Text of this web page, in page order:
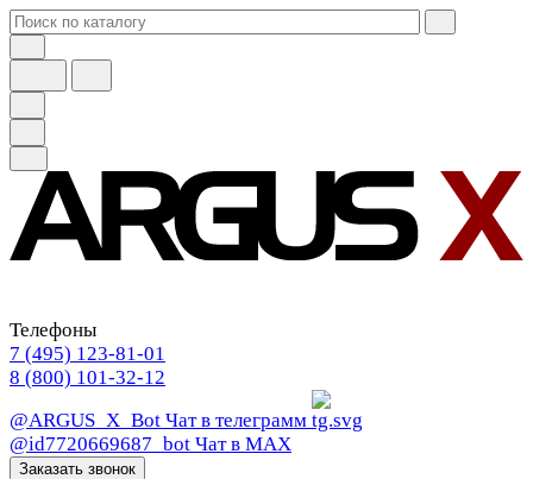
Телефоны
7 (495) 123-81-01
8 (800) 101-32-12
@ARGUS_X_Bot Чат в телеграмм
@id7720669687_bot Чат в МАХ
Заказать звонок